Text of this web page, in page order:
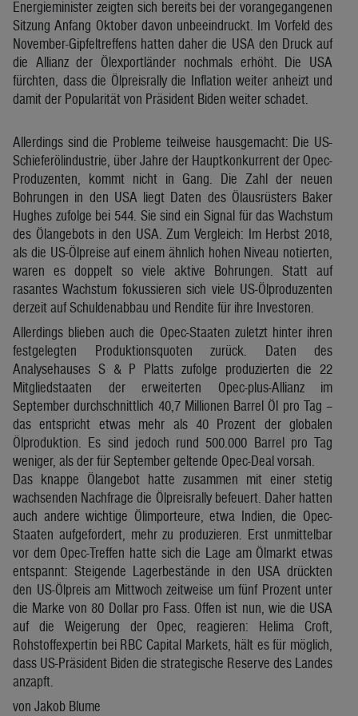
Energieminister zeigten sich bereits bei der vorangegangenen
Sitzung Anfang Oktober davon unbeeindruckt. Im Vorfeld des
November-Gipfeltreffens hatten daher die USA den Druck auf
die Allianz der Ölexportländer nochmals erhöht. Die USA
fürchten, dass die Ölpreisrally die Inflation weiter anheizt und
damit der Popularität von Präsident Biden weiter schadet.
Allerdings sind die Probleme teilweise hausgemacht: Die US-
Schieferölindustrie, über Jahre der Hauptkonkurrent der Opec-
Produzenten, kommt nicht in Gang. Die Zahl der neuen
Bohrungen in den USA liegt Daten des Ölausrüsters Baker
Hughes zufolge bei 544. Sie sind ein Signal für das Wachstum
des Ölangebots in den USA. Zum Vergleich: Im Herbst 2018,
als die US-Ölpreise auf einem ähnlich hohen Niveau notierten,
waren es doppelt so viele aktive Bohrungen. Statt auf
rasantes Wachstum fokussieren sich viele US-Ölproduzenten
derzeit auf Schuldenabbau und Rendite für ihre Investoren.
Allerdings blieben auch die Opec-Staaten zuletzt hinter ihren
festgelegten Produktionsquoten zurück. Daten des
Analysehauses S & P Platts zufolge produzierten die 22
Mitgliedstaaten der erweiterten Opec-plus-Allianz im
September durchschnittlich 40,7 Millionen Barrel Öl pro Tag –
das entspricht etwas mehr als 40 Prozent der globalen
Ölproduktion. Es sind jedoch rund 500.000 Barrel pro Tag
weniger, als der für September geltende Opec-Deal vorsah.
Das knappe Ölangebot hatte zusammen mit einer stetig
wachsenden Nachfrage die Ölpreisrally befeuert. Daher hatten
auch andere wichtige Ölimporteure, etwa Indien, die Opec-
Staaten aufgefordert, mehr zu produzieren. Erst unmittelbar
vor dem Opec-Treffen hatte sich die Lage am Ölmarkt etwas
entspannt: Steigende Lagerbestände in den USA drückten
den US-Ölpreis am Mittwoch zeitweise um fünf Prozent unter
die Marke von 80 Dollar pro Fass. Offen ist nun, wie die USA
auf die Weigerung der Opec, reagieren: Helima Croft,
Rohstoffexpertin bei RBC Capital Markets, hält es für möglich,
dass US-Präsident Biden die strategische Reserve des Landes
anzapft.
von Jakob Blume